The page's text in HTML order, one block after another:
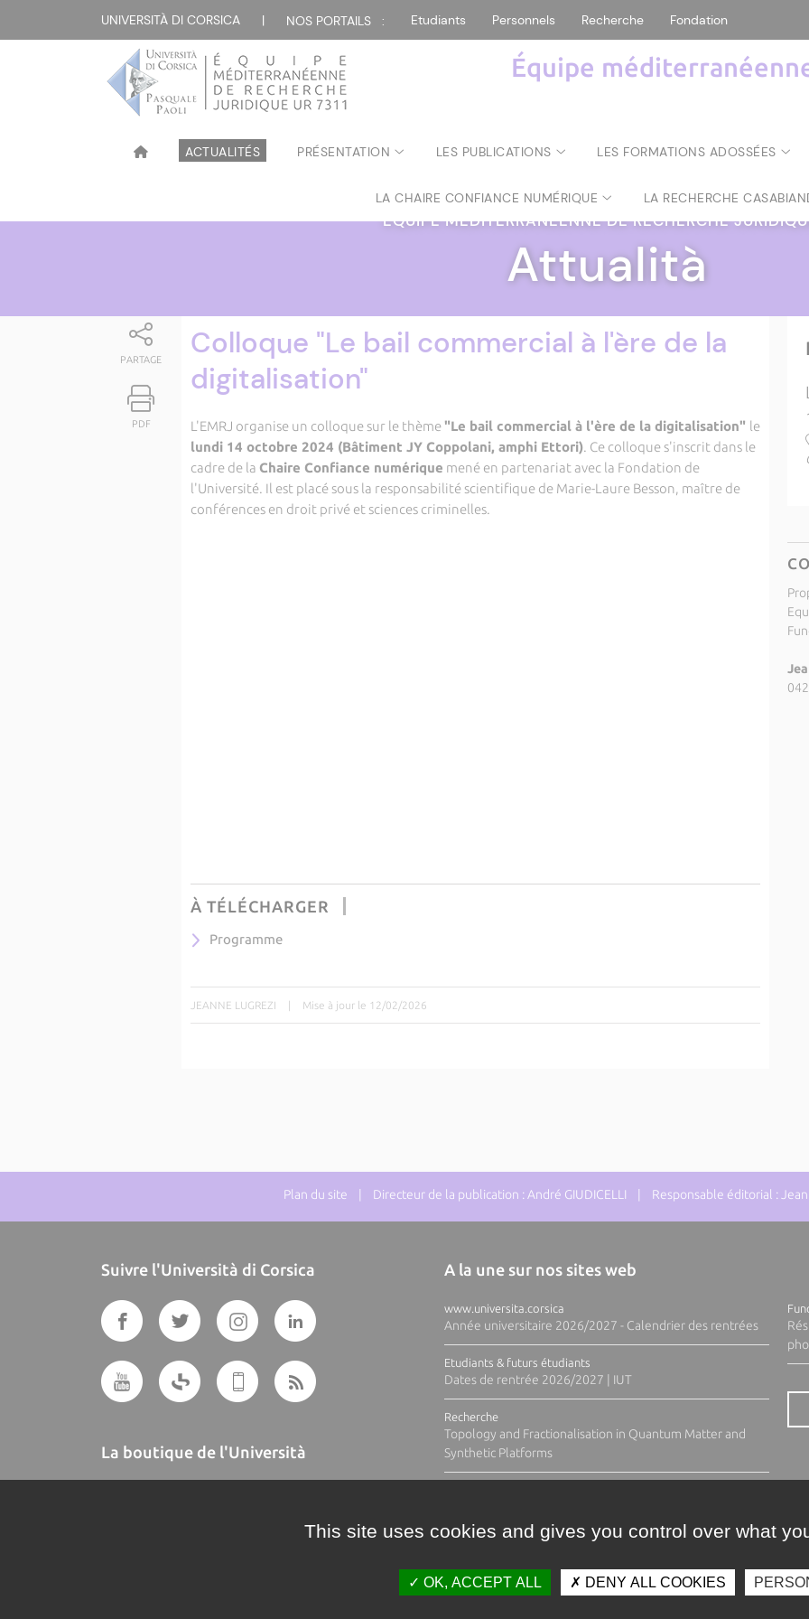
UNIVERSITÀ DI CORSICA | NOS PORTAILS : Etudiants Personnels Recherche Fondation
Équipe
ACTUALITÉS PRÉSENTATION LES PUBLICATIONS LES FORMATIONS ADOSSÉES
LA CHAIRE CONFIANCE NUMÉRIQUE LA RECHERCHE
ÉQUIPE MÉDITERRANÉENNE DE RECHERCHE
Attualità
PARTAGE
PDF
Colloque "Le bail commercial à l'ère de la
digitalisation"
L'EMRJ organise un colloque sur le thème "Le bail commercial à l'ère de la digitalisation" le
lundi 14 octobre 2024 (Bâtiment JY Coppolani, amphi Ettori). Ce colloque s'inscrit dans le
cadre de la Chaire Confiance numérique mené en partenariat avec la Fondation de
l'Université. Il est placé sous la responsabilité scientifique de Marie-Laure Besson, maître de
conférences en droit privé et sciences criminelles.
À TÉLÉCHARGER
Programme
JEANNE LUGREZI | Mise à jour le 12/02/2026
Plan du site | Directeur de la publication : André GIUDICELLI | Responsable éditorial :
Suivre l'Università di Corsica
La boutique de l'Università
A la une sur nos sites web
www.universita.corsica
Année universitaire 2026/2027 - Calendrier des rentrées
Etudiants & futurs étudiants
Dates de rentrée 2026/2027 | IUT
Recherche
Topology and Fractionalisation in Quantum Matter and
Synthetic Platforms
This site uses cookies and gives you control over what
OK, ACCEPT ALL DENY ALL COOKIES